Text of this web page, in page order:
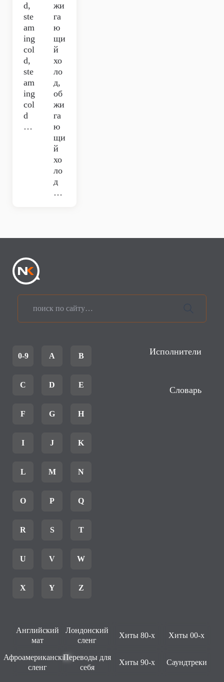
d,
ste
am
ing
col
d,
ste
am
ing
col
d
…
жи
га
ю
щи
й
хо
ло
д,
об
жи
га
ю
щи
й
хо
ло
д
…
0-9 A B
C D E
F G H
I J K
L M N
O P Q
R S T
U V W
X Y Z
Исполнители
Словарь
Английский
мат
Лондонский
сленг
Хиты 80-х Хиты 00-х
Афроамериканский
сленг
Переводы для
себя
Хиты 90-х Саундтреки